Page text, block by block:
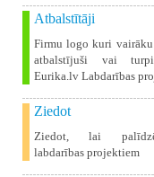
Atbalstītāji
Firmu logo kuri
atbalstījuši vai
Eurika.lv Labdarības
Ziedot
Ziedot, lai
labdarības projektiem